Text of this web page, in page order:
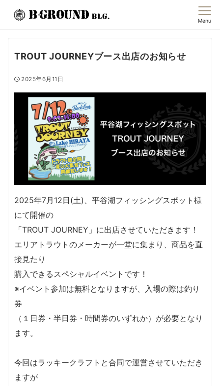
Menu
TROUT JOURNEYブース出店のお知らせ
2025年6月11日
2025年7月12日(土)、平谷湖フィッシングスポット様
にて開催の
「TROUT JOURNEY」に出店させていただきます！
エリアトラウトのメーカーが一堂に集まり、商品を直
接見たり
購入できるスペシャルイベントです！
※イベント参加は無料となりますが、入場の際は釣り
券
（１日券・半日券・時間券のいずれか）が必要となり
ます。
今回はラッキークラフトと合同で運営させていただき
ますが